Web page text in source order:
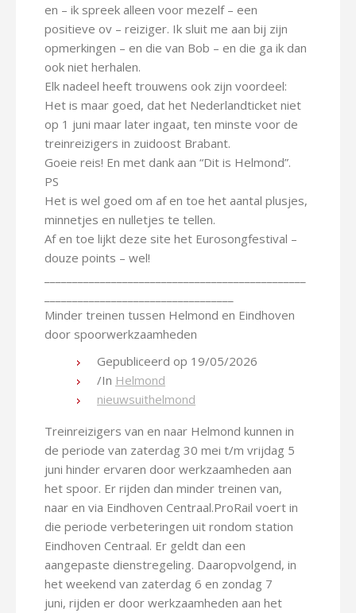
en – ik spreek alleen voor mezelf – een
positieve ov – reiziger. Ik sluit me aan bij zijn
opmerkingen – en die van Bob – en die ga ik dan
ook niet herhalen.
Elk nadeel heeft trouwens ook zijn voordeel:
Het is maar goed, dat het Nederlandticket niet
op 1 juni maar later ingaat, ten minste voor de
treinreizigers in zuidoost Brabant.
Goeie reis! En met dank aan “Dit is Helmond”.
PS
Het is wel goed om af en toe het aantal plusjes,
minnetjes en nulletjes te tellen.
Af en toe lijkt deze site het Eurosongfestival –
douze points – wel!
Minder treinen tussen Helmond en Eindhoven
door spoorwerkzaamheden
Gepubliceerd op 19/05/2026
/In Helmond
nieuwsuithelmond
Treinreizigers van en naar Helmond kunnen in
de periode van zaterdag 30 mei t/m vrijdag 5
juni hinder ervaren door werkzaamheden aan
het spoor. Er rijden dan minder treinen van,
naar en via Eindhoven Centraal.ProRail voert in
die periode verbeteringen uit rondom station
Eindhoven Centraal. Er geldt dan een
aangepaste dienstregeling. Daaropvolgend, in
het weekend van zaterdag 6 en zondag 7
juni, rijden er door werkzaamheden aan het